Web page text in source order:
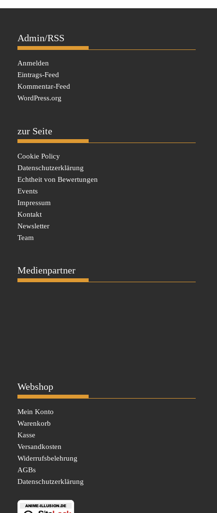
Admin/RSS
Anmelden
Eintrags-Feed
Kommentar-Feed
WordPress.org
zur Seite
Cookie Policy
Datenschutzerklärung
Echtheit von Bewertungen
Events
Impressum
Kontakt
Newsletter
Team
Medienpartner
Webshop
Mein Konto
Warenkorb
Kasse
Versandkosten
Widerrufsbelehrung
AGBs
Datenschutzerklärung